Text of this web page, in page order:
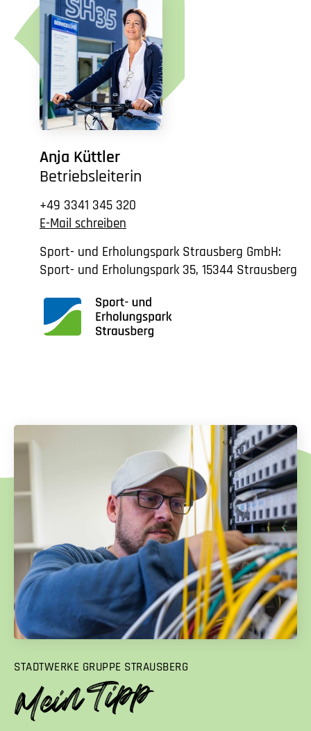
Anja Küttler
Betriebsleiterin
+49 3341 345 320
E-Mail schreiben
Sport- und Erholungspark Strausberg GmbH:
Sport- und Erholungspark 35, 15344 Strausberg
STADTWERKE GRUPPE STRAUSBERG